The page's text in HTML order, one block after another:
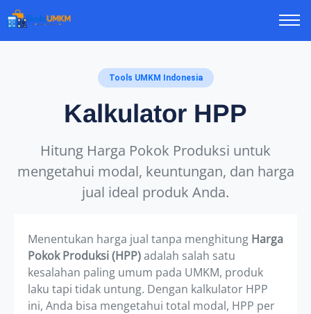
Tools UMKM Indonesia
Kalkulator HPP
Hitung Harga Pokok Produksi untuk
mengetahui modal, keuntungan, dan harga
jual ideal produk Anda.
Menentukan harga jual tanpa menghitung Harga
Pokok Produksi (HPP)adalah salah satu
kesalahan paling umum pada UMKM, produk
laku tapi tidak untung. Dengan kalkulator HPP
ini, Anda bisa mengetahui total modal, HPP per